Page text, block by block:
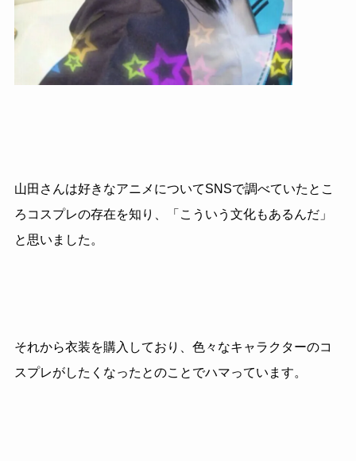
山田さんは好きなアニメについてSNSで調べていたとこ
ろコスプレの存在を知り、「こういう文化もあるんだ」
と思いました。
それから衣装を購入しており、色々なキャラクターのコ
スプレがしたくなったとのことでハマっています。